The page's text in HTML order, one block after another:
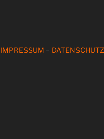
IMPRESSUM – DATENSCHUTZ